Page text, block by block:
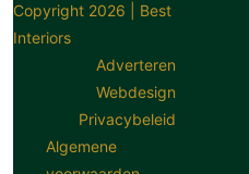
Copyright 2026 | Best
Interiors
Adverteren
Webdesign
Privacybeleid
Algemene